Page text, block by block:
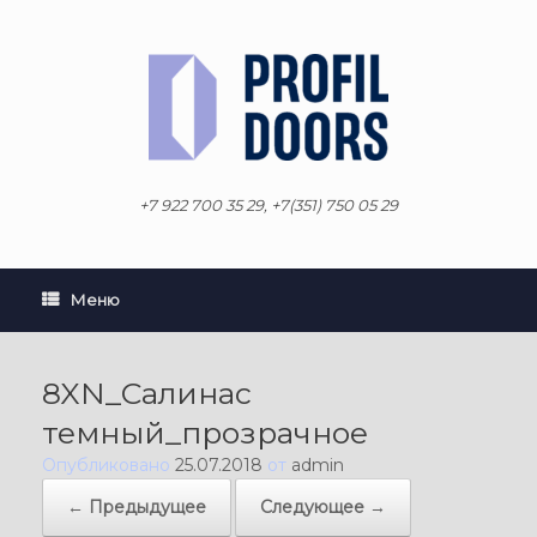
+7 922 700 35 29, +7(351) 750 05 29
Меню
8XN_Салинас
темный_прозрачное
Опубликовано 25.07.2018 от admin
← Предыдущее
Следующее →